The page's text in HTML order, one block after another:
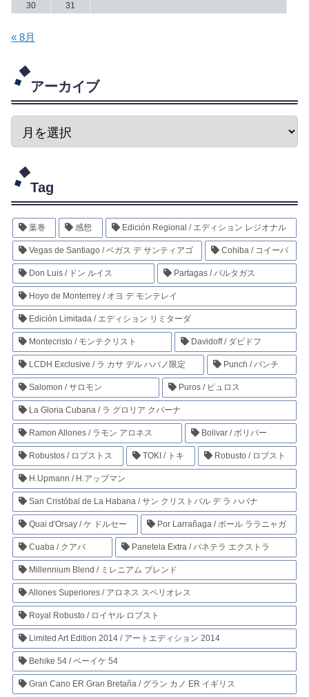
30
31
« 8月
アーカイブ
Tag
葉巻 感想 Edición Regional / エディション レジオナル
Vegas de Santiago / ベガス デ サンティアゴ Cohiba / コイーバ
Don Luis / ドン ルイス Partagas / パルタガス
Hoyo de Monterrey / オヨ デ モンテレイ
Edición Limitada / エディション リミターダ
Montecristo / モンテクリスト Davidoff / ダビドフ
LCDH Exclusive / ラ カサ デル ハバノ限定 Punch / パンチ
Salomon / サロモン Puros / ピュロス
La Gloria Cubana / ラ グロリア クバーナ
Ramon Allones / ラモン アロネス Bolivar / ボリバー
Robustos / ロブストス TOKI / トキ Robusto / ロブスト
H.Upmann / H.アップマン
San Cristóbal de La Habana / サン クリストバル デ ラ ハバナ
Quai d'Orsay / ケ ドルセー Por Larrañaga / ポール ララニャガ
Cuaba / クアバ Panetela Extra / パネテラ エクストラ
Millennium Blend / ミレニアム ブレンド
Allones Superiores / アロネス スペリオレス
Royal Robusto / ロイヤル ロブスト
Limited Art Edition 2014 / アートエディション 2014
Behike 54 / ベーイケ 54
Gran Cano ER Gran Bretaña / グラン カノ ER イギリス